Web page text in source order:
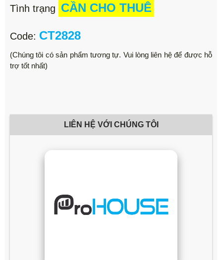
Tình trạng CẦN CHO THUÊ
Code: CT2828
(Chúng tôi có sản phẩm tương tự. Vui lòng liên hệ để được hỗ
trợ tốt nhất)
LIÊN HỆ VỚI CHÚNG TÔI